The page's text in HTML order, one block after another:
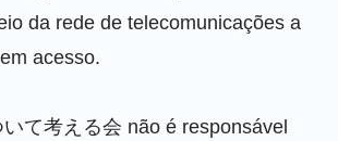
da rede de telecomunicações a
acesso.
て考える会 não é responsável